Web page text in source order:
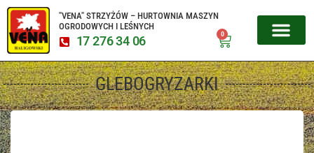
"VENA" STRZYŻÓW – HURTOWNIA MASZYN
OGRODOWYCH I LEŚNYCH
17 276 34 06
0
GLEBOGRYZARKI